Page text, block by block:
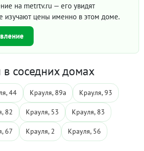
на metrtv.ru — его увидят
изучают цены именно в этом доме.
соседних домах
44 Крауля, 89а Крауля, 93
82 Крауля, 53 Крауля, 83
67 Крауля, 2 Крауля, 56